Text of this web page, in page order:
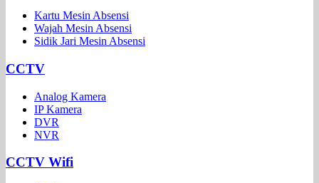
Kartu Mesin Absensi
Wajah Mesin Absensi
Sidik Jari Mesin Absensi
CCTV
Analog Kamera
IP Kamera
DVR
NVR
CCTV Wifi